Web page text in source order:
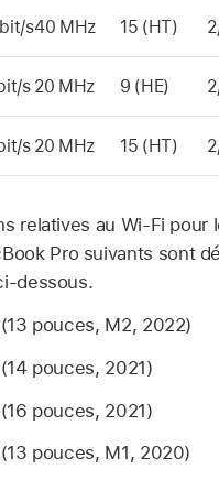
s40 MHz 15 (HT)
s 20 MHz 9 (HE)
s 20 MHz 15 (HT)
relatives au Wi-Fi pour
Pro suivants sont
dessous.
(13 pouces, M2, 2022)
(14 pouces, 2021)
(16 pouces, 2021)
(13 pouces, M1, 2020)